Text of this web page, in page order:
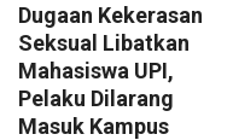
Dugaan Kekerasan
Seksual Libatkan
Mahasiswa UPI,
Pelaku Dilarang
Masuk Kampus